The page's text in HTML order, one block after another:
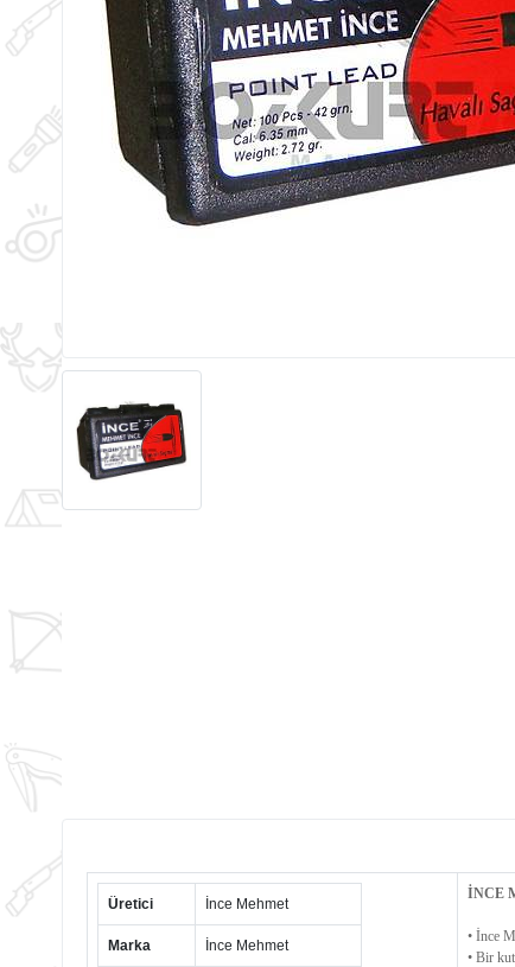
Üretici İnce Mehmet
Marka İnce Mehmet
İNCE
• İnce
• Bir